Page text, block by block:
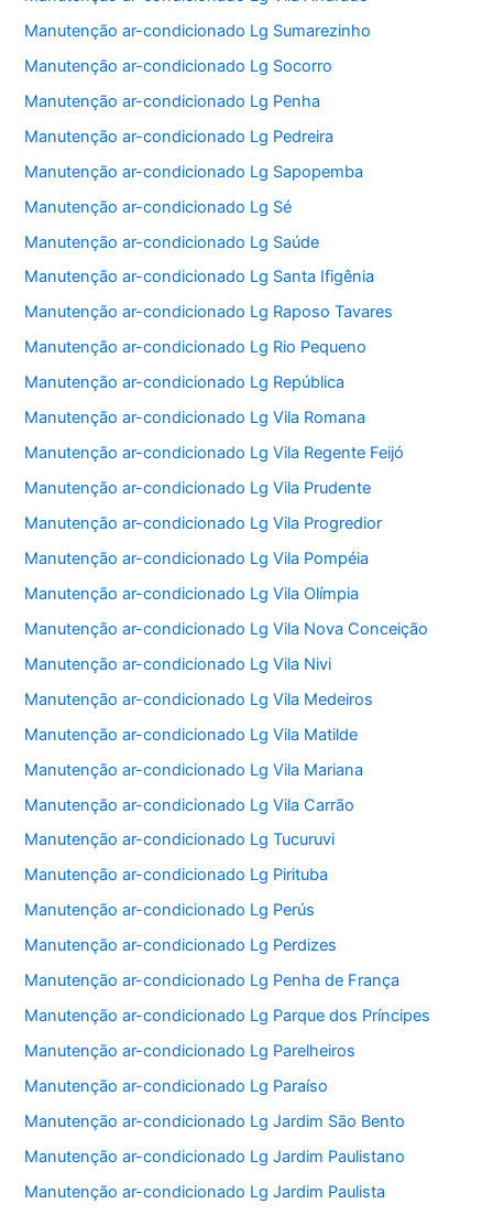
Manutenção ar-condicionado Lg Sumarezinho
Manutenção ar-condicionado Lg Socorro
Manutenção ar-condicionado Lg Penha
Manutenção ar-condicionado Lg Pedreira
Manutenção ar-condicionado Lg Sapopemba
Manutenção ar-condicionado Lg Sé
Manutenção ar-condicionado Lg Saúde
Manutenção ar-condicionado Lg Santa Ifigênia
Manutenção ar-condicionado Lg Raposo Tavares
Manutenção ar-condicionado Lg Rio Pequeno
Manutenção ar-condicionado Lg República
Manutenção ar-condicionado Lg Vila Romana
Manutenção ar-condicionado Lg Vila Regente Feijó
Manutenção ar-condicionado Lg Vila Prudente
Manutenção ar-condicionado Lg Vila Progredior
Manutenção ar-condicionado Lg Vila Pompéia
Manutenção ar-condicionado Lg Vila Olímpia
Manutenção ar-condicionado Lg Vila Nova Conceição
Manutenção ar-condicionado Lg Vila Nivi
Manutenção ar-condicionado Lg Vila Medeiros
Manutenção ar-condicionado Lg Vila Matilde
Manutenção ar-condicionado Lg Vila Mariana
Manutenção ar-condicionado Lg Vila Carrão
Manutenção ar-condicionado Lg Tucuruvi
Manutenção ar-condicionado Lg Pirituba
Manutenção ar-condicionado Lg Perús
Manutenção ar-condicionado Lg Perdizes
Manutenção ar-condicionado Lg Penha de França
Manutenção ar-condicionado Lg Parque dos Príncipes
Manutenção ar-condicionado Lg Parelheiros
Manutenção ar-condicionado Lg Paraíso
Manutenção ar-condicionado Lg Jardim São Bento
Manutenção ar-condicionado Lg Jardim Paulistano
Manutenção ar-condicionado Lg Jardim Paulista